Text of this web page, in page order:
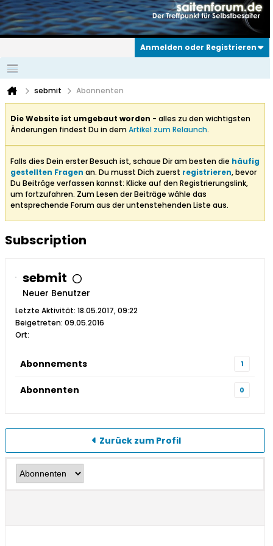
Anmelden oder Registrieren
sebmit Abonnenten
Die Website ist umgebaut worden - alles zu den wichtigsten
Änderungen findest Du in demArtikel zum Relaunch.
Falls dies Dein erster Besuch ist, schaue Dir am besten die häufig
gestellten Fragen an. Du musst Dich zuerst registrieren, bevor
Du Beiträge verfassen kannst: Klicke auf den Registrierungslink,
um fortzufahren. Zum Lesen der Beiträge wähle das
entsprechende Forum aus der untenstehenden Liste aus.
Subscription
sebmit
Neuer Benutzer
Letzte Aktivität: 18.05.2017, 09:22
Beigetreten: 09.05.2016
Ort:
Abonnements 1
Abonnenten 0
Zurück zum Profil